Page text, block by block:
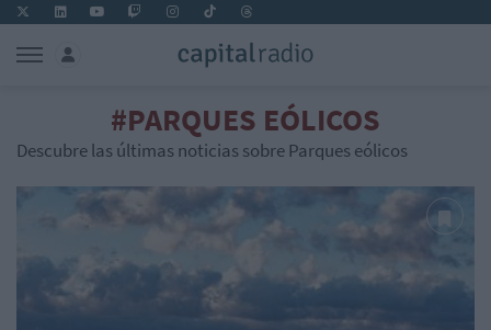
#PARQUES EÓLICOS
Descubre las últimas noticias sobre Parques eólicos